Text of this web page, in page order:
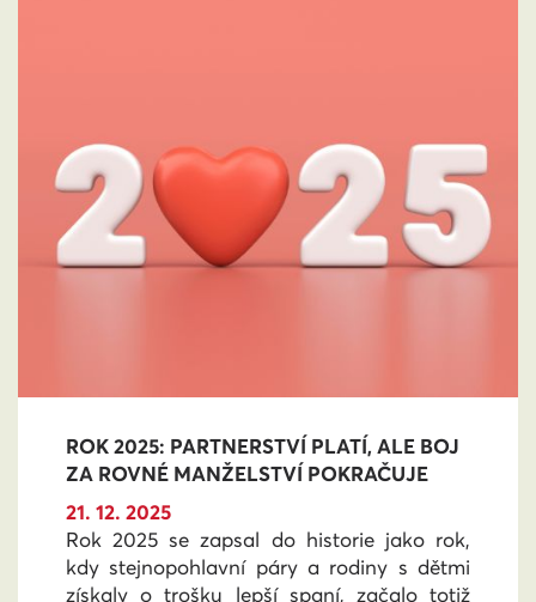
ROK 2025: PARTNERSTVÍ PLATÍ, ALE BOJ
ZA ROVNÉ MANŽELSTVÍ POKRAČUJE
21. 12. 2025
Rok 2025 se zapsal do historie jako rok,
kdy stejnopohlavní páry a rodiny s dětmi
získaly o trošku lepší spaní, začalo totiž